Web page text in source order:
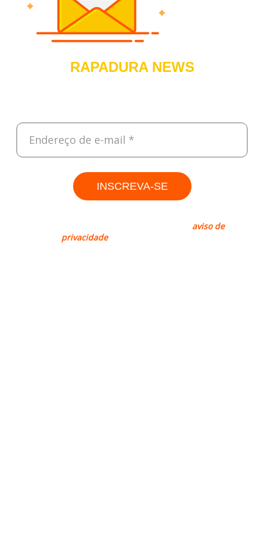
RAPADURA NEWS
INSCREVA-SE
aviso de
privacidadepara mais informações.